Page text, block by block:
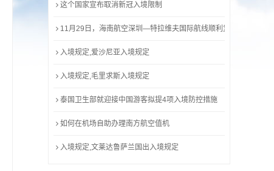
这个国家宣布取消新冠入境限制
11月29日，海南航空深圳—特拉维夫国际航线顺利复航
入境规定,爱沙尼亚入境规定
入境规定,毛里求斯入境规定
泰国卫生部就迎接中国游客拟提4项入境防控措施
如何在机场自助办理南方航空值机
入境规定,文莱达鲁萨兰国出入境规定